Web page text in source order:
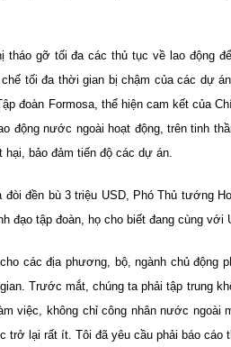
tháo gỡ tối đa các thủ tục về lao động
tối đa thời gian bị chậm của các dự
đoàn Formosa, thể hiện cam kết của
động nước ngoài hoạt động, trên tinh
bảo đảm tiến độ các dự án.
đòi đền bù 3 triệu USD, Phó Thủ tướng
đạo tập đoàn, họ cho biết đang cùng với
các địa phương, bộ, ngành chủ động
Trước mắt, chúng ta phải tập trung
việc, không chỉ công nhân nước ngoài
trở lại rất ít. Tôi đã yêu cầu phải báo